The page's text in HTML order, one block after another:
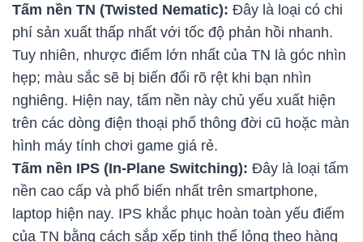
Tấm nền TN (Twisted Nematic): Đây là loại có chi
phí sản xuất thấp nhất với tốc độ phản hồi nhanh.
Tuy nhiên, nhược điểm lớn nhất của TN là góc nhìn
hẹp; màu sắc sẽ bị biến đổi rõ rệt khi bạn nhìn
nghiêng. Hiện nay, tấm nền này chủ yếu xuất hiện
trên các dòng điện thoại phổ thông đời cũ hoặc màn
hình máy tính chơi game giá rẻ.
Tấm nền IPS (In-Plane Switching): Đây là loại tấm
nền cao cấp và phổ biến nhất trên smartphone,
laptop hiện nay. IPS khắc phục hoàn toàn yếu điểm
của TN bằng cách sắp xếp tinh thể lỏng theo hàng